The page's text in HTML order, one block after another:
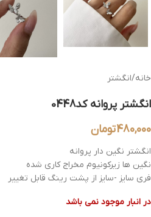
خانه/انگشتر
انگشتر پروانه کد0448
480,000تومان
انگشتر نگین دار پروانه
نگین ها زیرکونیوم مخراج کاری شده
فری سایز -سایز از پشت رینگ قابل تغییر
در انبار موجود نمی باشد